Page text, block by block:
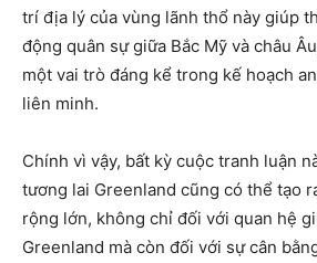
trí địa lý của vùng lãnh thổ này giúp
động quân sự giữa Bắc Mỹ và châu
một vai trò đáng kể trong kế hoạch
liên minh.
Chính vì vậy, bất kỳ cuộc tranh luận
tương lai Greenland cũng có thể tạo
rộng lớn, không chỉ đối với quan hệ
Greenland mà còn đối với sự cân